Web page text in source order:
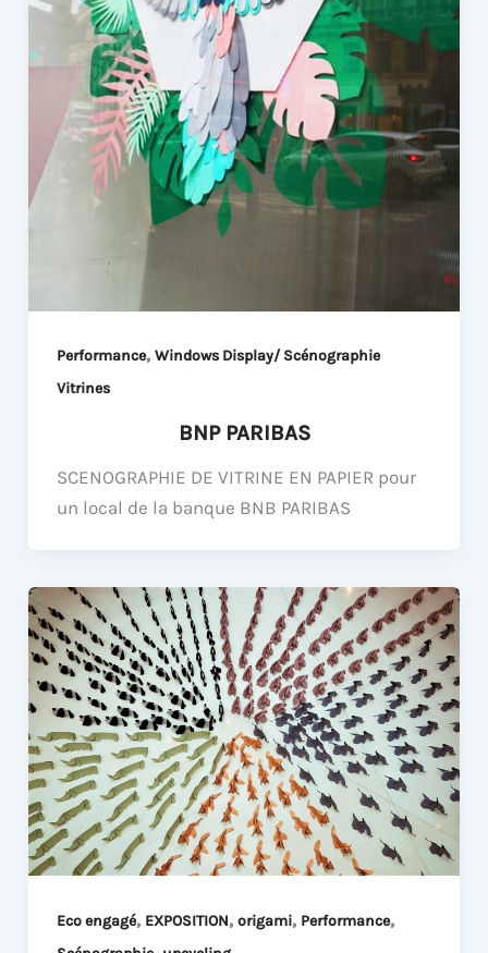
Performance, Windows Display/ Scénographie
Vitrines
BNP PARIBAS
SCENOGRAPHIE DE VITRINE EN PAPIER pour
un local de la banque BNB PARIBAS
Eco engagé, EXPOSITION, origami, Performance,